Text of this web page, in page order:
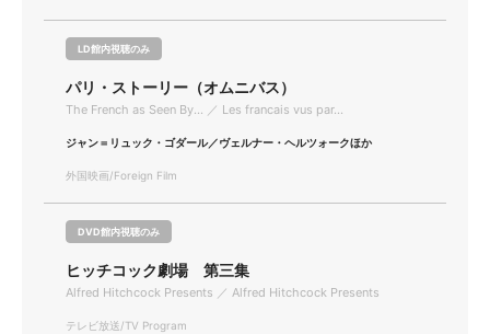
LD館内視聴のみ
パリ・ストーリー（オムニバス）
The French as Seen By... ／ Les francais vus par...
ジャン＝リュック・ゴダール／ヴェルナー・ヘルツォークほか
外国映画/Foreign Film
DVD館内視聴のみ
ヒッチコック劇場 第三集
Alfred Hitchcock Presents ／ Alfred Hitchcock Presents
テレビ放送/TV Program